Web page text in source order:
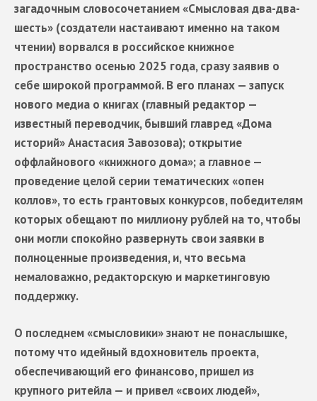
загадочным словосочетанием «Смысловая два-два-
шесть» (создатели настаивают именно на таком
чтении) ворвался в российское книжное
пространство осенью 2025 года, сразу заявив о
себе широкой программой. В его планах — запуск
нового медиа о книгах (главный редактор —
известный переводчик, бывший главред «Дома
историй» Анастасия Завозова); открытие
оффлайнового «книжного дома»; а главное —
проведение целой серии тематических «опен
коллов», то есть грантовых конкурсов, победителям
которых обещают по миллиону рублей на то, чтобы
они могли спокойно развернуть свои заявки в
полноценные произведения, и, что весьма
немаловажно, редакторскую и маркетинговую
поддержку.
О последнем «смысловики» знают не понаслышке,
потому что идейный вдохновитель проекта,
обеспечивающий его финансово, пришел из
крупного ритейла — и привел «своих людей»,